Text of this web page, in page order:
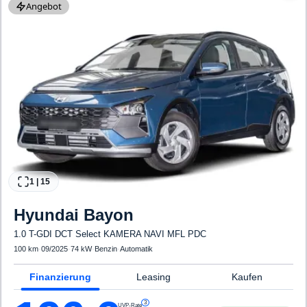
Angebot
1 15
Hyundai Bayon
1.0 T-GDI DCT Select KAMERA NAVI MFL PDC
100 km·09/2025·74 kW· Benzin·Automatik
Finanzierung Leasing Kaufen
UVP-Rate 3